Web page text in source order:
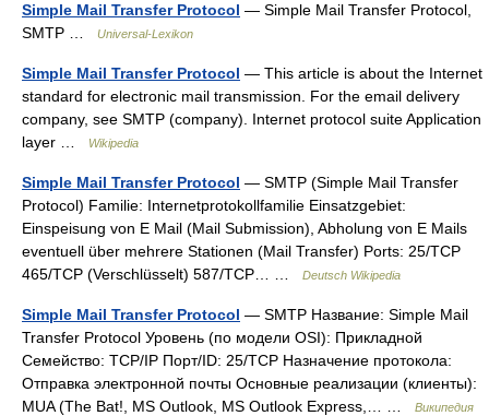
Simple Mail Transfer Protocol — Simple Mail Transfer Protocol,
SMTP …
Universal-Lexikon
Simple Mail Transfer Protocol — This article is about the Internet
standard for electronic mail transmission. For the email delivery
company, see SMTP (company). Internet protocol suite Application
layer …
Wikipedia
Simple Mail Transfer Protocol — SMTP (Simple Mail Transfer
Protocol) Familie: Internetprotokollfamilie Einsatzgebiet:
Einspeisung von E Mail (Mail Submission), Abholung von E Mails
eventuell über mehrere Stationen (Mail Transfer) Ports: 25/TCP
465/TCP (Verschlüsselt) 587/TCP… …
Deutsch Wikipedia
Simple Mail Transfer Protocol — SMTP Название: Simple Mail
Transfer Protocol Уровень (по модели OSI): Прикладной
Семейство: TCP/IP Порт/ID: 25/TCP Назначение протокола:
Отправка электронной почты Основные реализации (клиенты):
MUA (The Bat!, MS Outlook, MS Outlook Express,… …
Википедия